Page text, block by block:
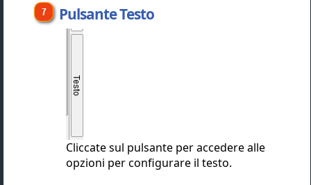
Pulsante Testo
Cliccate sul pulsante per accedere alle
opzioni per configurare il testo.